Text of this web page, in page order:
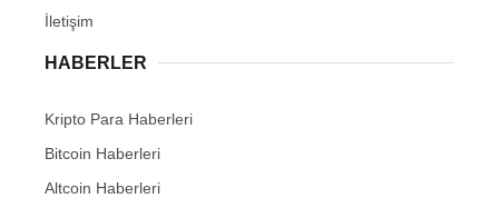
İletişim
HABERLER
Kripto Para Haberleri
Bitcoin Haberleri
Altcoin Haberleri